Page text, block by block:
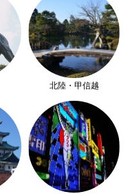
北陸・甲信越